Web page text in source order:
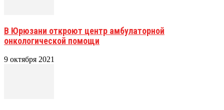
В Юрюзани откроют центр амбулаторной
онкологической помощи
9 октября 2021